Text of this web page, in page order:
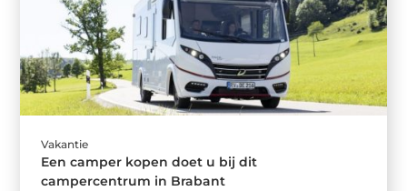
Vakantie
Een camper kopen doet u bij dit
campercentrum in Brabant